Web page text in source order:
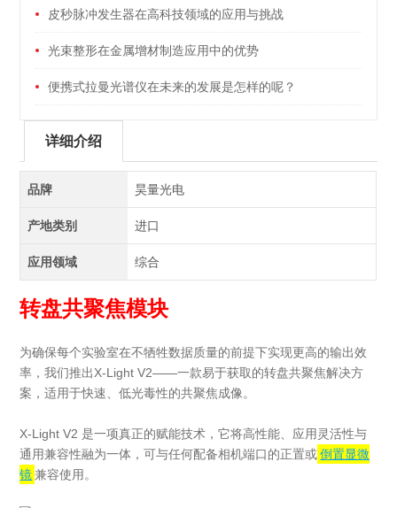
皮秒脉冲发生器在高科技领域的应用与挑战
光束整形在金属增材制造应用中的优势
便携式拉曼光谱仪在未来的发展是怎样的呢？
详细介绍
品牌 昊量光电
产地类别 进口
应用领域 综合
转盘共聚焦模块
为确保每个实验室在不牺牲数据质量的前提下实现更高的输出效
率，我们推出X-Light V2——一款易于获取的转盘共聚焦解决方
案，适用于快速、低光毒性的共聚焦成像。
X-Light V2 是一项真正的赋能技术，它将高性能、应用灵活性与
通用兼容性融为一体，可与任何配备相机端口的正置或 倒置显微
镜 兼容使用。